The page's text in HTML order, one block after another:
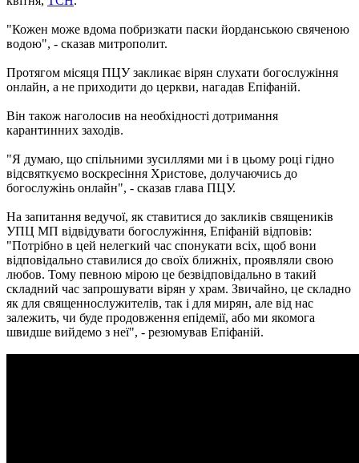
"Кожен може вдома побризкати паски йорданською свяченою
водою", - сказав митрополит.
Протягом місяця ПЦУ закликає вірян слухати богослужіння
онлайн, а не приходити до церкви, нагадав Епіфаній.
Він також наголосив на необхідності дотримання
карантинних заходів.
"Я думаю, що спільними зусиллями ми і в цьому році гідно
відсвяткуємо воскресіння Христове, долучаючись до
богослужінь онлайн", - сказав глава ПЦУ.
На запитання ведучої, як ставитися до закликів священиків
УПЦ МП відвідувати богослужіння, Епіфаній відповів:
"Потрібно в цей нелегкий час спонукати всіх, щоб вони
відповідально ставилися до своїх ближніх, проявляли свою
любов. Тому певною мірою це безвідповідально в такий
складний час запрошувати вірян у храм. Звичайно, це складно
як для священнослужителів, так і для мирян, але від нас
залежить, чи буде продовження епідемії, або ми якомога
швидше вийдемо з неї", - резюмував Епіфаній.